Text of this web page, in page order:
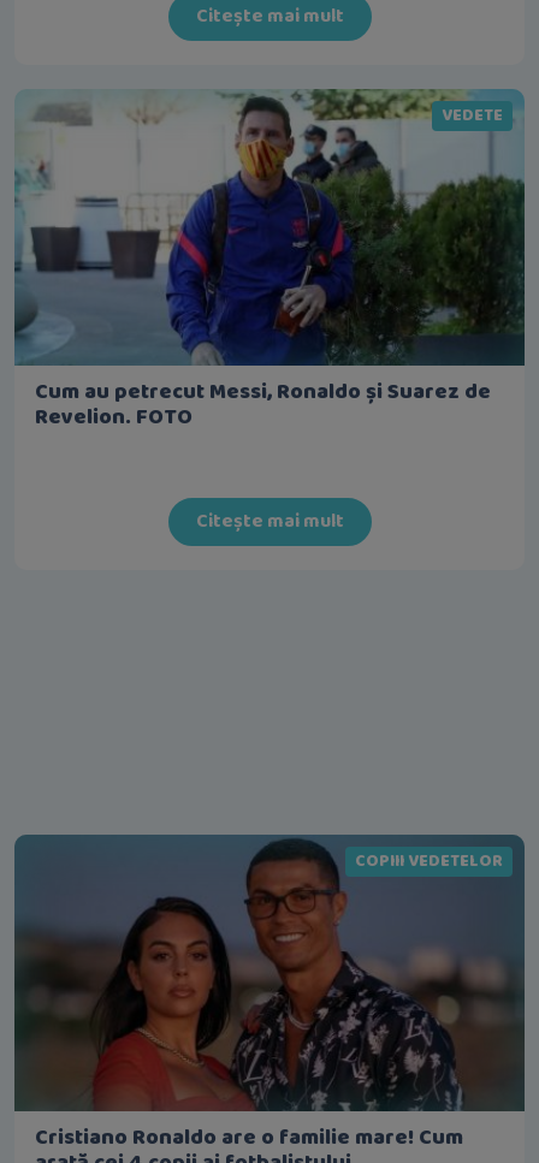
Citește mai mult
VEDETE
Cum au petrecut Messi, Ronaldo și Suarez de
Revelion. FOTO
Citește mai mult
COPIII VEDETELOR
Cristiano Ronaldo are o familie mare! Cum